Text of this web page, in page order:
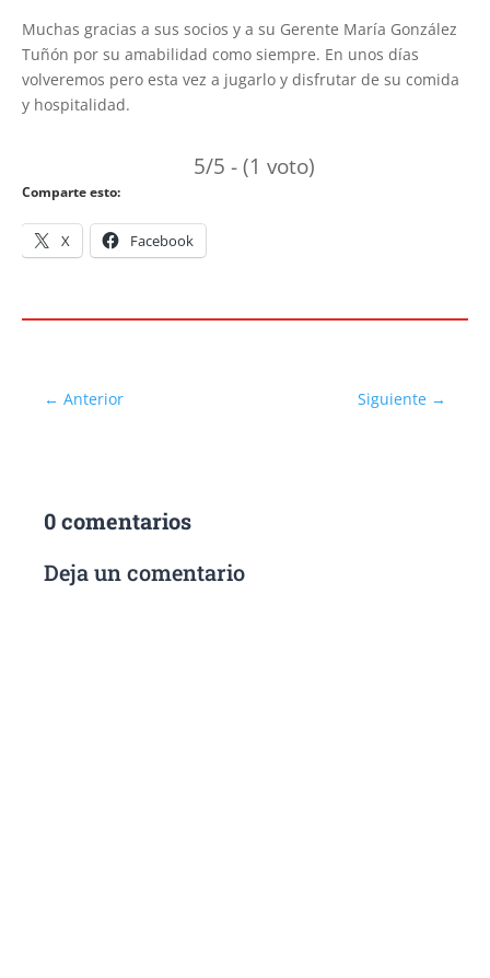
Muchas gracias a sus socios y a su Gerente María González
Tuñón por su amabilidad como siempre. En unos días
volveremos pero esta vez a jugarlo y disfrutar de su comida
y hospitalidad.
5/5 - (1 voto)
Comparte esto:
X Facebook
←Anterior Siguiente→
0 comentarios
Deja un comentario